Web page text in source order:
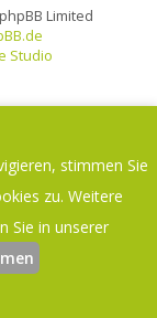
Limited
Studio
stimmen Sie
zu. Weitere
Sie in unserer